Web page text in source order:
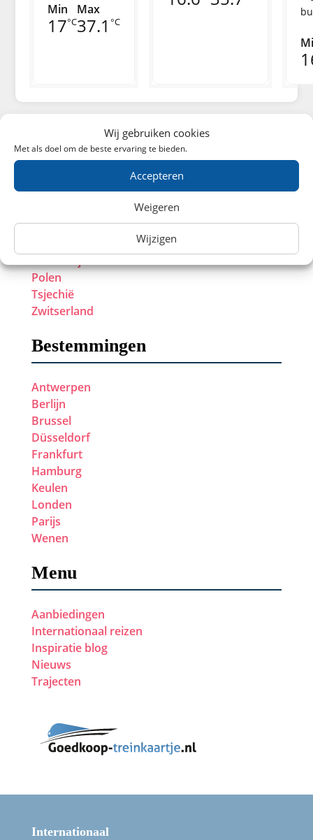
Wij gebruiken cookies
Met als doel om de beste ervaring te bieden.
Accepteren
Weigeren
Wijzigen
Min
17°C
Max
37.1 °C
Europa
België
Frankrijk
Polen
Tsjechië
Zwitserland
Bestemmingen
Antwerpen
Berlijn
Brussel
Düsseldorf
Frankfurt
Hamburg
Keulen
Londen
Parijs
Wenen
Menu
Aanbiedingen
Internationaal reizen
Inspiratie blog
Nieuws
Trajecten
Internationaal